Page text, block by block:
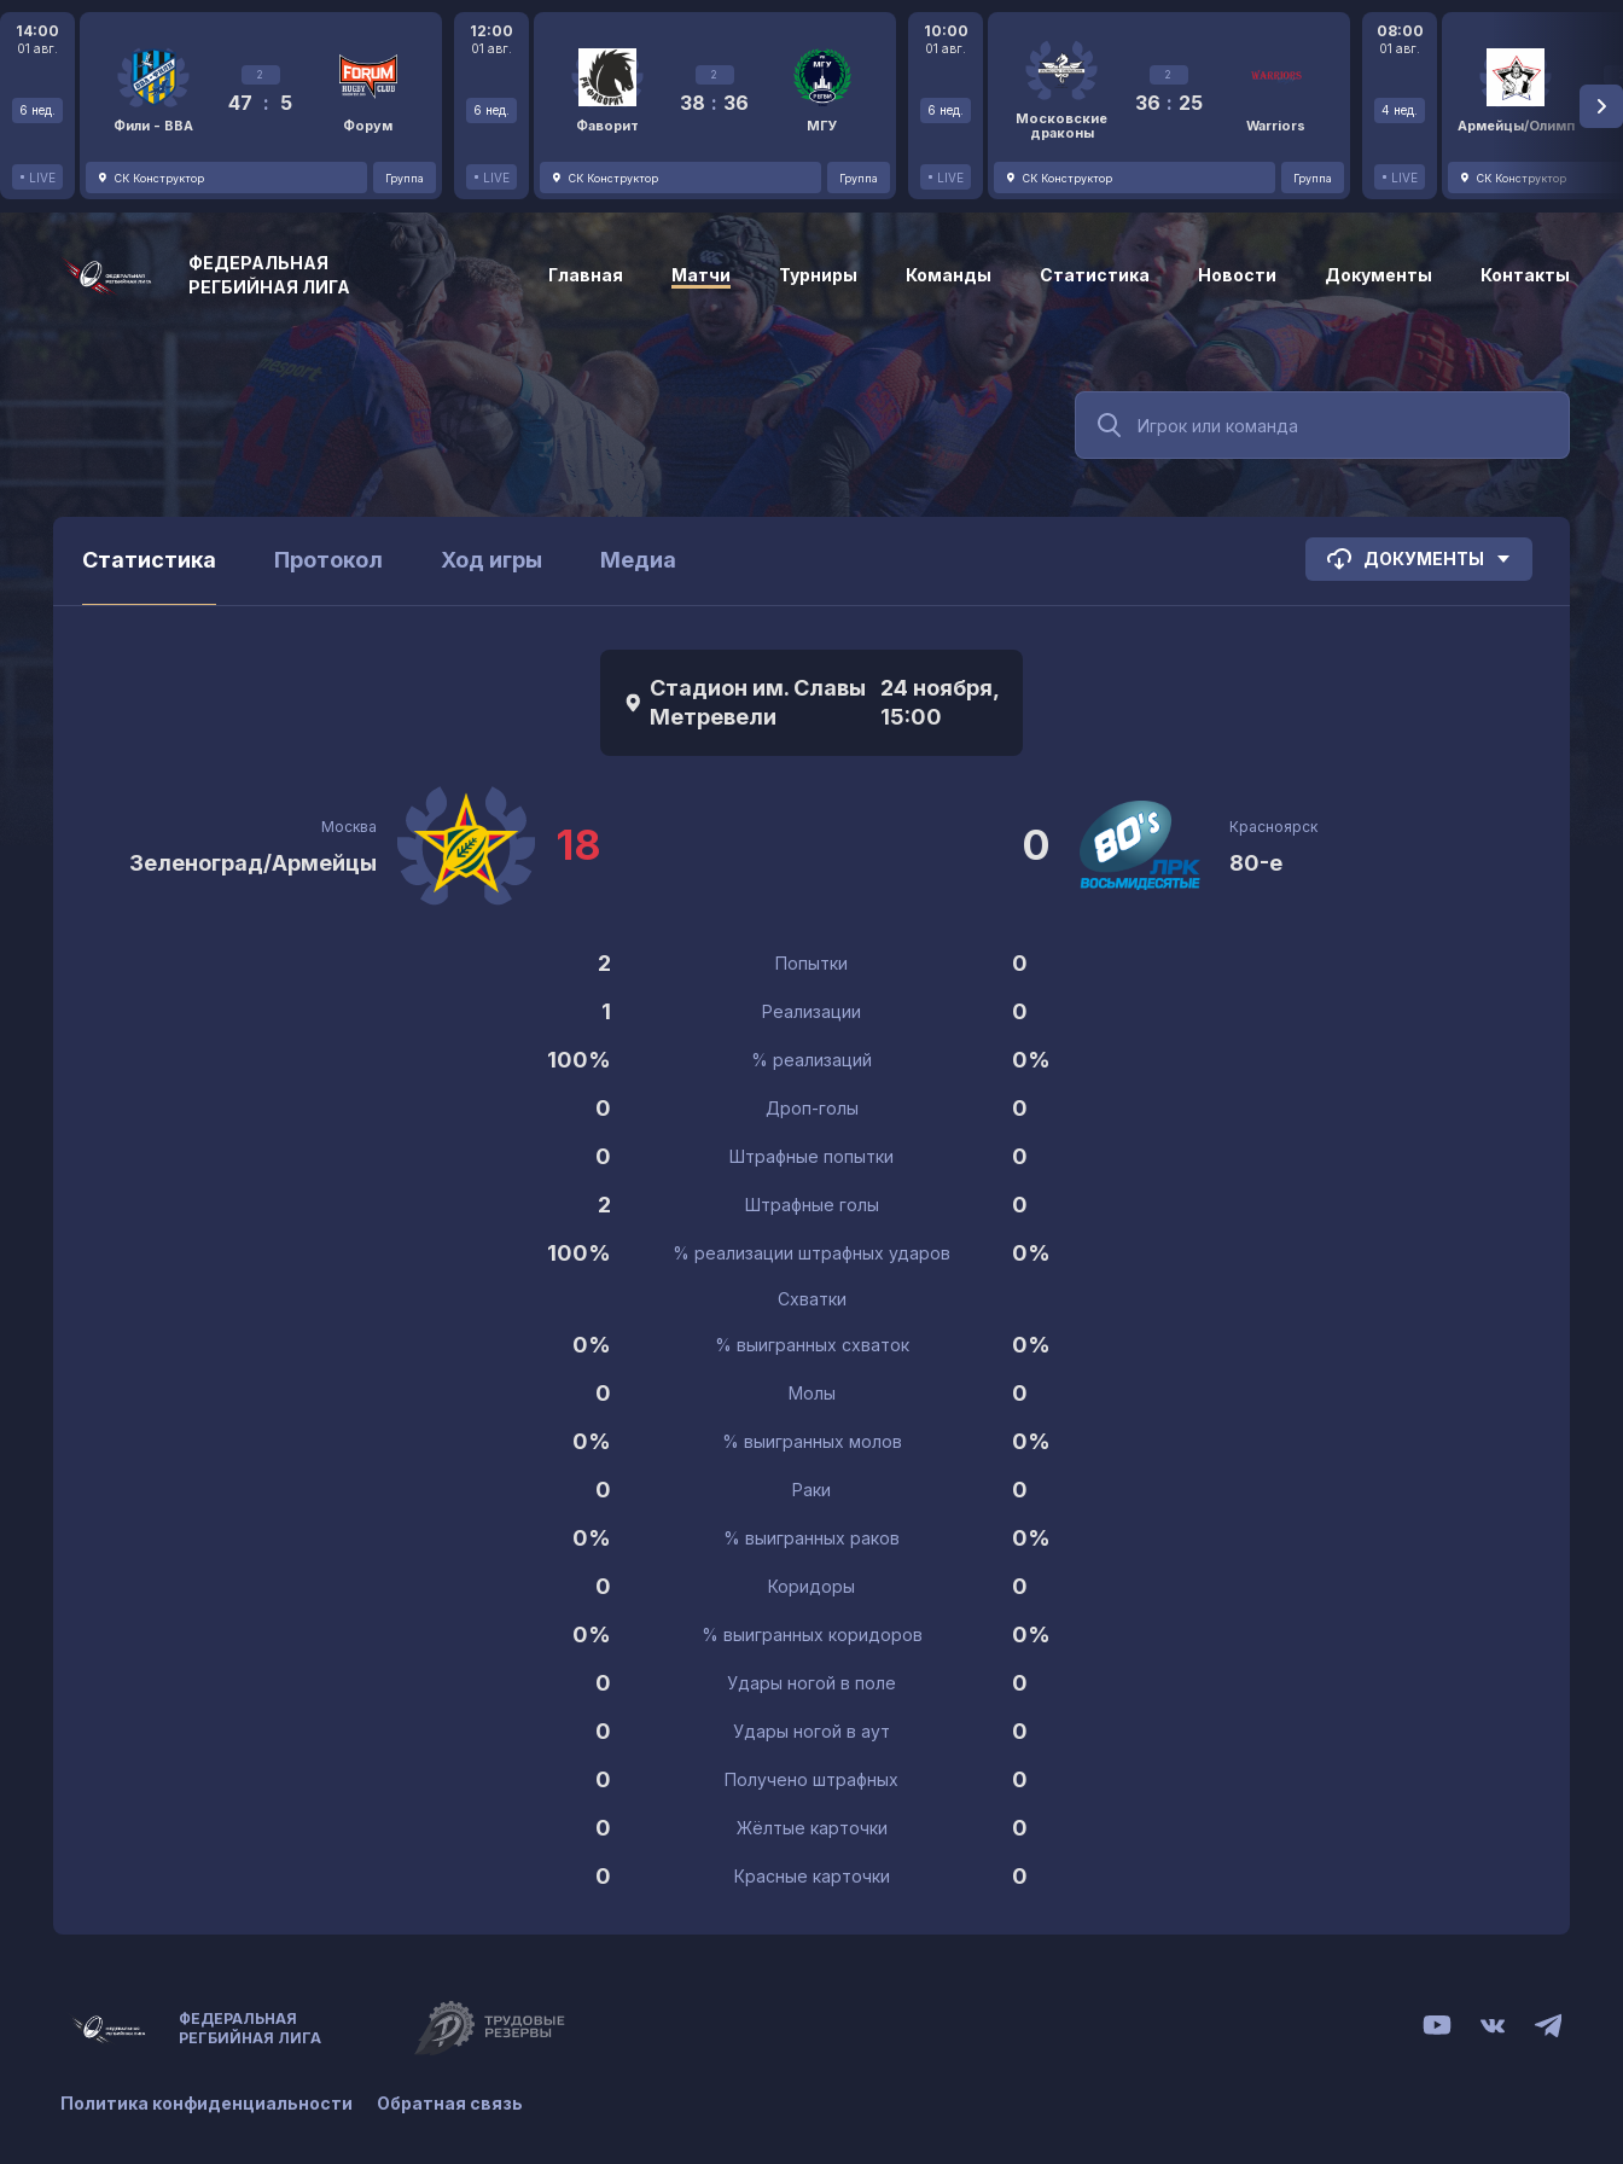
14:00
01 авг.
6 нед.
LIVE
Фили - ВВА
2
47 : 5
Форум
СК Конструктор Группа
12:00
01 авг.
6 нед.
LIVE
Фаворит
2
38 : 36
МГУ
СК Конструктор Группа
10:00
01 авг.
6 нед.
LIVE
Московские
драконы
2
36 : 25
Warriors
СК Конструктор Группа
08:00
01 авг.
4 нед.
LIVE
Армейцы/Олимп
48
СК Конструктор
ФЕДЕРАЛЬНАЯ
РЕГБИЙНАЯ ЛИГА
Главная Матчи Турниры Команды Статистика Новости Документы Контакты
Статистика Протокол Ход игры Медиа ДОКУМЕНТЫ
Стадион им. Славы
Метревели
24 ноября,
15:00
Москва
Зеленоград/Армейцы 18 Красноярск
80-е
0
2 Попытки
0
1
Реализации
0
100%
% реализаций
0%
0
Дроп-голы
0
0
Штрафные попытки
0
2
Штрафные голы
0
100%
% реализации штрафных ударов 0%
Схватки
0% % выигранных схваток
0%
0
Молы
0
0%
% выигранных молов
0%
0
Раки
0
0%
% выигранных раков
0%
0
Коридоры
0
0%
% выигранных коридоров
0%
0
Удары ногой в поле
0
0
Удары ногой в аут
0
0
Получено штрафных
0
0
Жёлтые карточки
0
0
Красные карточки 0
ФЕДЕРАЛЬНАЯ
РЕГБИЙНАЯ ЛИГА
Политика конфиденциальности Обратная связь